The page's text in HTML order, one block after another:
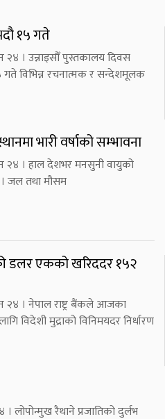
१५ गते
२४ । उन्नाइसौँ पुस्तकालय दिवस
गते विभिन्न रचनात्मक र सन्देशमूलक
भारी वर्षाको सम्भावना
२४ । हाल देशभर मनसुनी वायुको
जल तथा मौसम
डलर एकको खरिददर १५२
२४ । नेपाल राष्ट्र बैंकले आजका
विदेशी मुद्राको विनिमयदर निर्धारण
। लोपोन्मुख रैथाने प्रजातिको दुर्लभ